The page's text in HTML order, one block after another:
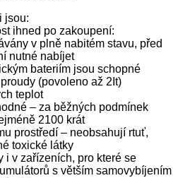
jsou:
ihned po zakoupení:
v plně nabitém stavu, před
nutné nabíjet
bateriím jsou schopné
(povoleno až 2It)
teplot
– za běžných podmínek
2100 krát
prostředí – neobsahují rtuť,
toxické látky
i v zařízeních, pro které se
s větším samovybíjením